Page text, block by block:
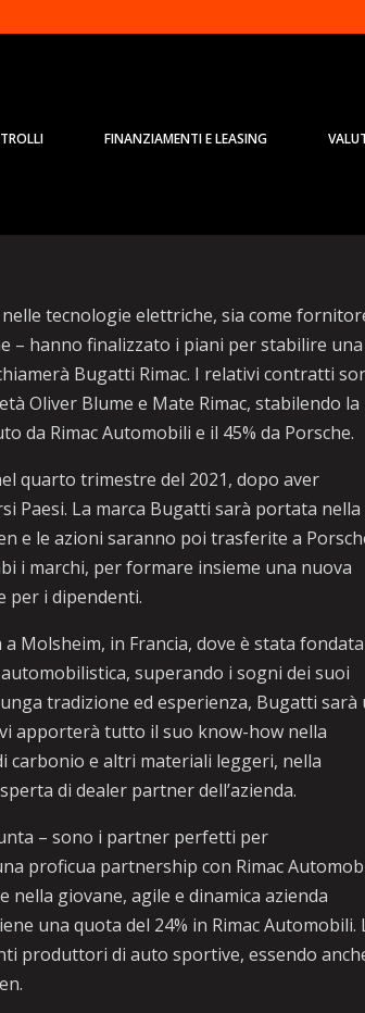
FINANZIAMENTI E LEASING
tecnologie elettriche, sia come
– hanno finalizzato i piani per stabilire una
Bugatti Rimac. I relativi contratti
Oliver Blume e Mate Rimac, stabilendo la
da Rimac Automobili e il 45% da Porsche.
quarto trimestre del 2021, dopo aver
Paesi. La marca Bugatti sarà portata nella
e le azioni saranno poi trasferite a
i marchi, per formare insieme una nuova
per i dipendenti.
Molsheim, in Francia, dove è stata fondata
superando i sogni dei suoi
tradizione ed esperienza, Bugatti sarà
apporterà tutto il suo know-how nella
carbonio e altri materiali leggeri, nella
di dealer partner dell’azienda.
– sono i partner perfetti per
proficua partnership con Rimac
nella giovane, agile e dinamica azienda
una quota del 24% in Rimac Automobili.
produttori di auto sportive, essendo